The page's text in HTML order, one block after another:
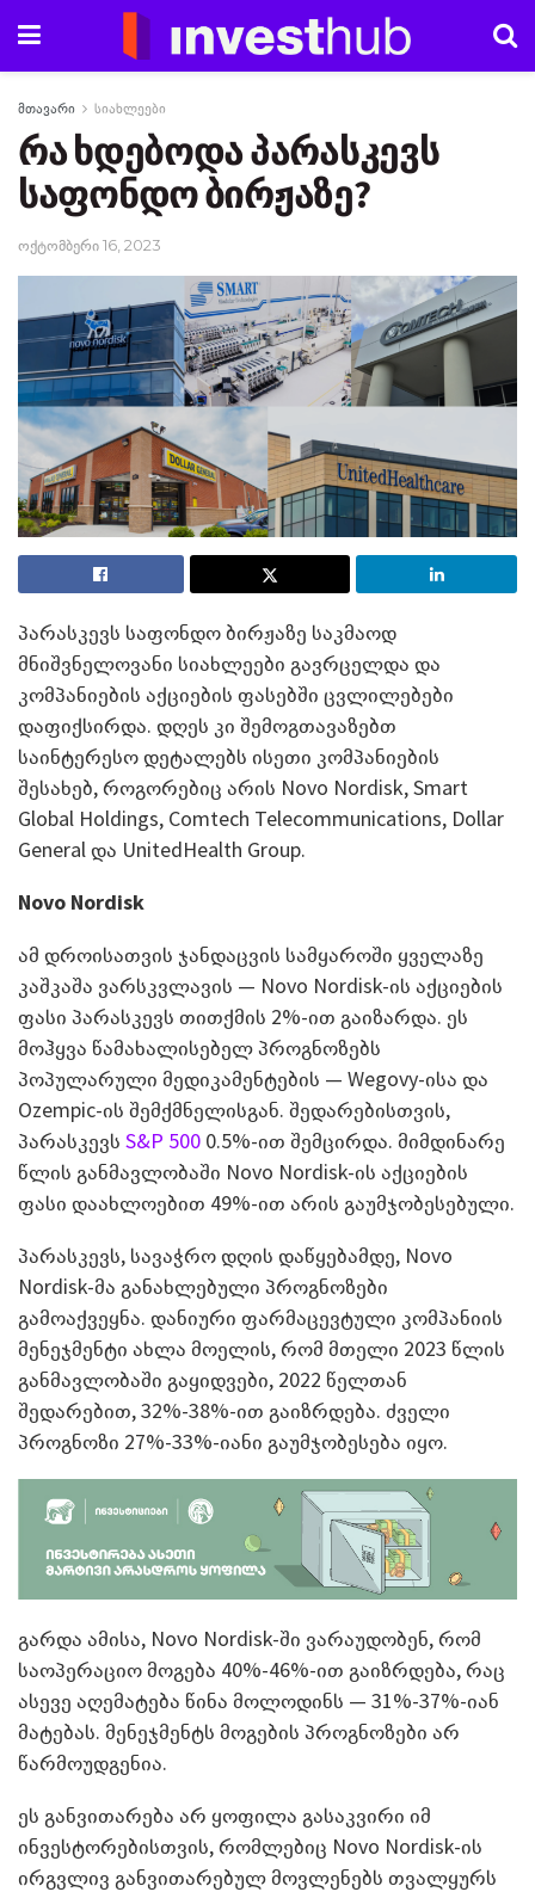
მთავარი სიახლეები
რა ხდებოდა პარასკევს
საფონდო ბირჟაზე?
ოქტომბერი 16, 2023
პარასკევს საფონდო ბირჟაზე საკმაოდ
მნიშვნელოვანი სიახლეები გავრცელდა და
კომპანიების აქციების ფასებში ცვლილებები
დაფიქსირდა. დღეს კი შემოგთავაზებთ
საინტერესო დეტალებს ისეთი კომპანიების
შესახებ, როგორებიც არის Novo Nordisk, Smart
Global Holdings, Comtech Telecommunications, Dollar
General და UnitedHealth Group.
Novo Nordisk
ამ დროისათვის ჯანდაცვის სამყაროში ყველაზე
კაშკაშა ვარსკვლავის — Novo Nordisk-ის აქციების
ფასი პარასკევს თითქმის 2%-ით გაიზარდა. ეს
მოჰყვა წამახალისებელ პროგნოზებს
პოპულარული მედიკამენტების — Wegovy-ისა და
Ozempic-ის შემქმნელისგან. შედარებისთვის,
პარასკევს S&P 500 0.5%-ით შემცირდა. მიმდინარე
წლის განმავლობაში Novo Nordisk-ის აქციების
ფასი დაახლოებით 49%-ით არის გაუმჯობესებული.
პარასკევს, სავაჭრო დღის დაწყებამდე, Novo
Nordisk-მა განახლებული პროგნოზები
გამოაქვეყნა. დანიური ფარმაცევტული კომპანიის
მენეჯმენტი ახლა მოელის, რომ მთელი 2023 წლის
განმავლობაში გაყიდვები, 2022 წელთან
შედარებით, 32%-38%-ით გაიზრდება. ძველი
პროგნოზი 27%-33%-იანი გაუმჯობესება იყო.
გარდა ამისა, Novo Nordisk-ში ვარაუდობენ, რომ
საოპერაციო მოგება 40%-46%-ით გაიზრდება, რაც
ასევე აღემატება წინა მოლოდინს — 31%-37%-იან
მატებას. მენეჯმენტს მოგების პროგნოზები არ
წარმოუდგენია.
ეს განვითარება არ ყოფილა გასაკვირი იმ
ინვესტორებისთვის, რომლებიც Novo Nordisk-ის
ირგვლივ განვითარებულ მოვლენებს თვალყურს